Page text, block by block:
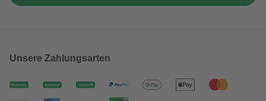
Unsere Zahlungsarten